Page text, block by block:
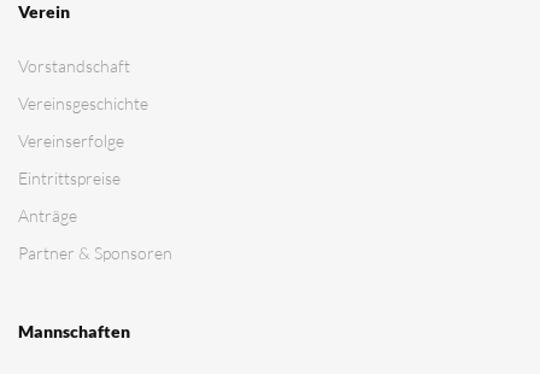
Verein
Vorstandschaft
Vereinsgeschichte
Vereinserfolge
Eintrittspreise
Anträge
Partner & Sponsoren
Mannschaften